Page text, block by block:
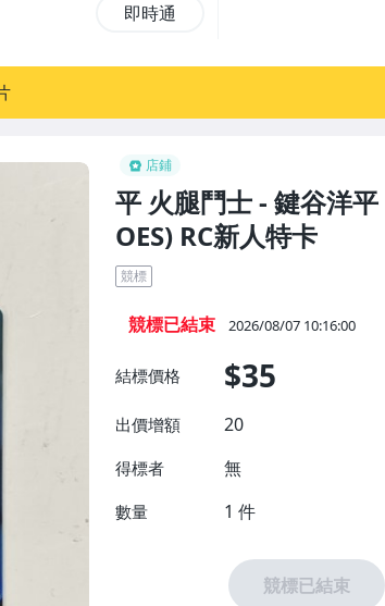
店鋪
平 火腿鬥士 - 鍵谷洋
OES) RC新人特卡
競標
競標已結束 2026/08/07 10:16:00
結標價格 $35
出價增額 20
得標者 無
數量 1 件
競標已結束
即時通